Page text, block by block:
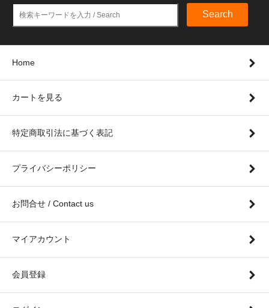
Search
Home
カートを見る
特定商取引法に基づく表記
プライバシーポリシー
お問合せ / Contact us
マイアカウント
会員登録